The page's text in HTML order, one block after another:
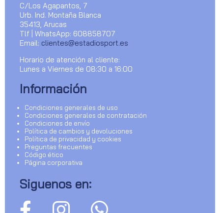
C/Los Agapantos, 7
Urb. Ind. Montaña Blanca
35413, Arucas
Tlf | WhatsApp: 608858707
Email: clientes@estadiosport.es
Horario de atención al cliente:
Lunes a Viernes de 08:30 a 16:00
Información
Condiciones generales de uso
Condiciones generales de contratación
Condiciones de envío
Política de cambios y devoluciones
Política de privacidad y cookies
Preguntas frecuentes
Código ético
Página corporativa
Siguenos en: